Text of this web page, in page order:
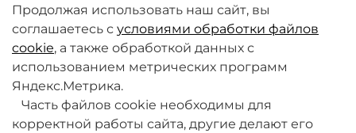
+7 (495) 789-38-95
09:00 - 18:00 (будни, по МСК)
Продолжая использовать наш сайт, вы
соглашаетесь с условиями обработки файлов
cookie, а также обработкой данных с
использованием метрических программ
Яндекс.Метрика.
Часть файлов cookie необходимы для
корректной работы сайта, другие делают его